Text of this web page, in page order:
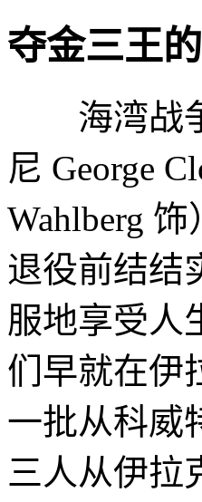
夺金三王的
海湾战争
尼 George
Wahlberg
退役前结结
服地享受人
们早就在伊
一批从科威
三人从伊拉